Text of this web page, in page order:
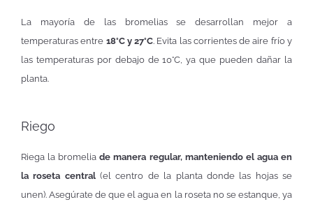
La mayoría de las bromelias se desarrollan mejor a
temperaturas entre 18°C y 27°C. Evita las corrientes de aire frío y
las temperaturas por debajo de 10°C, ya que pueden dañar la
planta.
Riego
Riega la bromeliade manera regular, manteniendo el agua en
la roseta central(el centro de la planta donde las hojas se
unen). Asegúrate de que el agua en la roseta no se estanque, ya